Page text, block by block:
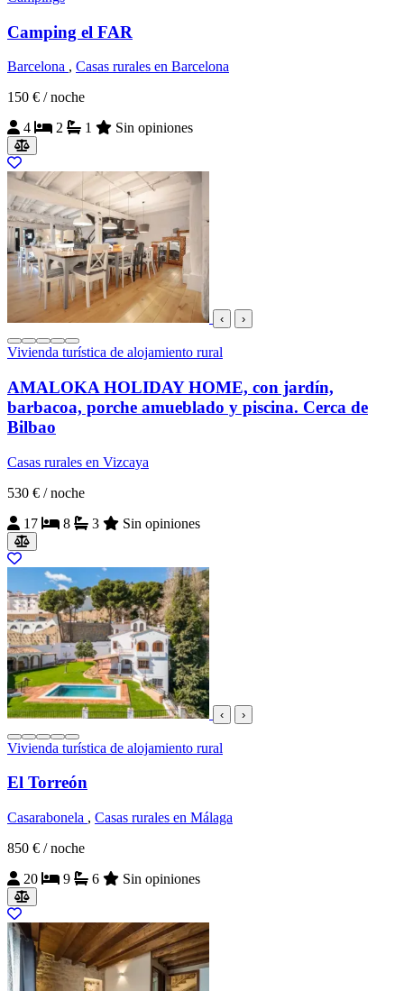
Camping el FAR
Barcelona , Casas rurales en Barcelona
150 € / noche
4
2 1 Sin opiniones
‹ ›
Vivienda turística de alojamiento rural
AMALOKA HOLIDAY HOME, con jardín,
barbacoa, porche amueblado y piscina. Cerca de
Bilbao
Casas rurales en Vizcaya
530 € / noche
17
8 3 Sin opiniones
‹ ›
Vivienda turística de alojamiento rural
El Torreón
Casarabonela , Casas rurales en Málaga
850 € / noche
20
9 6 Sin opiniones